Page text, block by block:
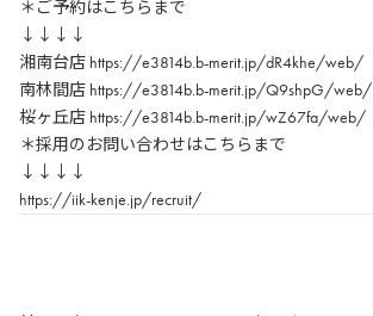
＊ご予約はこちらまで
↓↓↓↓
湘南台店 https://e3814b.b-merit.jp/dR4khe/web/
南林間店 https://e3814b.b-merit.jp/Q9shpG/web/
桜ヶ丘店 https://e3814b.b-merit.jp/wZ67fa/web/
＊採用のお問い合わせはこちらまで
↓↓↓↓
https://iik-kenje.jp/recruit/